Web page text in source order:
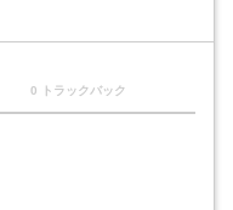
0 トラックバック